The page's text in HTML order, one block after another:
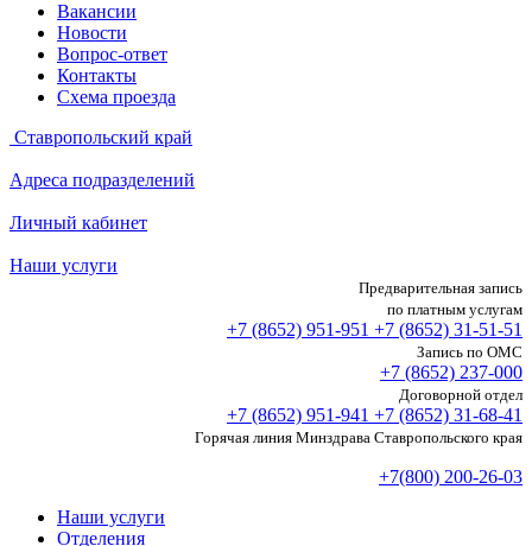
Вакансии
Новости
Вопрос-ответ
Контакты
Схема проезда
Ставропольский край
Адреса подразделений
Личный кабинет
Наши услуги
Предварительная запись
по платным услугам
+7 (8652) 951-951 +7 (8652) 31-51-51
Запись по ОМС
+7 (8652) 237-000
Договорной отдел
+7 (8652) 951-941 +7 (8652) 31-68-41
Горячая линия Минздрава Ставропольского края
+7(800) 200-26-03
Наши услуги
Отделения